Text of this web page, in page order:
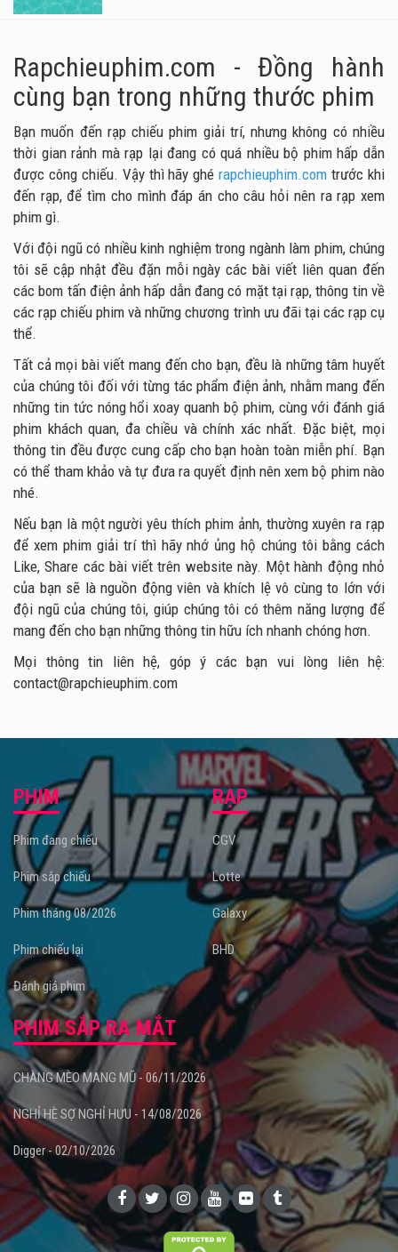
Rapchieuphim.com - Đồng hành
cùng bạn trong những thước phim
Bạn muốn đến rạp chiếu phim giải trí, nhưng không có nhiều
thời gian rảnh mà rạp lại đang có quá nhiều bộ phim hấp dẫn
được công chiếu. Vậy thì hãy ghérapchieuphim.com trước khi
đến rạp, để tìm cho mình đáp án cho câu hỏi nên ra rạp xem
phim gì.
Với đội ngũ có nhiều kinh nghiệm trong ngành làm phim, chúng
tôi sẽ cập nhật đều đặn mỗi ngày các bài viết liên quan đến
các bom tấn điện ảnh hấp dẫn đang có mặt tại rạp, thông tin về
các rạp chiếu phim và những chương trình ưu đãi tại các rạp cụ
thể.
Tất cả mọi bài viết mang đến cho bạn, đều là những tâm huyết
của chúng tôi đối với từng tác phẩm điện ảnh, nhằm mang đến
những tin tức nóng hổi xoay quanh bộ phim, cùng với đánh giá
phim khách quan, đa chiều và chính xác nhất. Đặc biệt, mọi
thông tin đều được cung cấp cho bạn hoàn toàn miễn phí. Bạn
có thể tham khảo và tự đưa ra quyết định nên xem bộ phim nào
nhé.
Nếu bạn là một người yêu thích phim ảnh, thường xuyên ra rạp
để xem phim giải trí thì hãy nhớ ủng hộ chúng tôi bằng cách
Like, Share các bài viết trên website này. Một hành động nhỏ
của bạn sẽ là nguồn động viên và khích lệ vô cùng to lớn với
đội ngũ của chúng tôi, giúp chúng tôi có thêm năng lượng để
mang đến cho bạn những thông tin hữu ích nhanh chóng hơn.
Mọi thông tin liên hệ, góp ý các bạn vui lòng liên hệ:
contact@rapchieuphim.com
PHIM
Phim đang chiếu
Phim sắp chiếu
Phim tháng 08/2026
Phim chiếu lại
Đánh giá phim
RẠP
CGV
Lotte
Galaxy
BHD
PHIM SẮP RA MẮT
CHÀNG MÈO MANG MŨ - 06/11/2026
NGHỈ HÈ SỢ NGHỈ HƯU - 14/08/2026
Digger - 02/10/2026